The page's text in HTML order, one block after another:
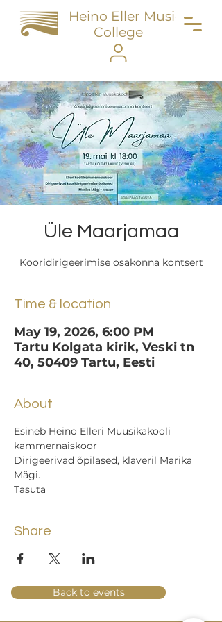
Heino Eller Music
College
Üle Maarjamaa
Kooridirigeerimise osakonna kontsert
Time & location
May 19, 2026, 6:00 PM
Tartu Kolgata kirik, Veski tn
40, 50409 Tartu, Eesti
About
Esineb Heino Elleri Muusikakooli
kammernaiskoor
Dirigeerivad õpilased, klaveril Marika
Mägi.
Tasuta
Share
Back to events